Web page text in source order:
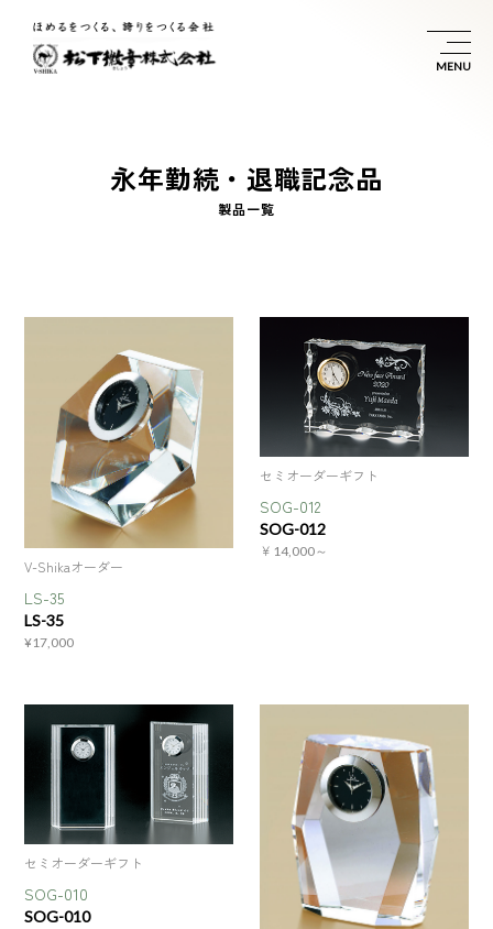
永年勤続 ・ 退職記念品
製品一覧
V-Shikaオーダー
LS-35
LS-35
¥17,000
セミオーダーギフト
SOG-012
SOG-012
￥14,000～
セミオーダーギフト
SOG-010
SOG-010